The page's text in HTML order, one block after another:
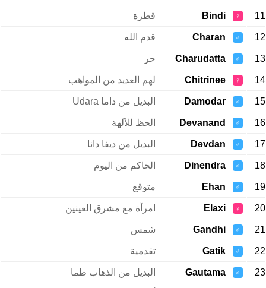
11
♀
Bindi قطرة
12
♂
Charan قدم الله
13
♂
Charudatta حر
14
♀
Chitrinee لهم العديد من المواهب
15
♂
Damodar البديل من داما Udara
16
♂
Devanand الحظ للآلهة
17
♂
Devdan البديل من ديفا دانا
18
♂
Dinendra الحاكم من اليوم
19
♂
Ehan متوقع
20
♀
Elaxi امرأة مع مشرق العينين
21
♂
Gandhi شمس
22
♂
Gatik تقدمية
23
♂
Gautama البديل من الذهاب طما